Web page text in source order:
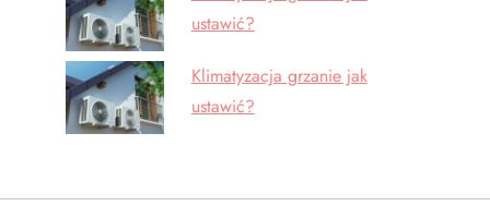
ustawić?
Klimatyzacja grzanie jak
ustawić?